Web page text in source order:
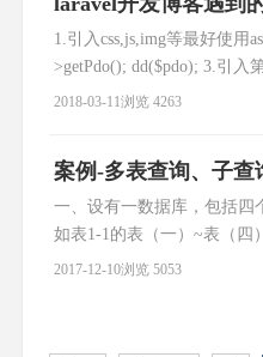
1.引入css,js,img等最好使用
>getPdo(); dd($pdo); 3.引入
2018-03-11浏览 4263
案例-多表查询、子查
一、设有一数据库，包括四
如表1-1的表（一）~表（四
create table student ( sno varch
2017-12-10浏览 5053